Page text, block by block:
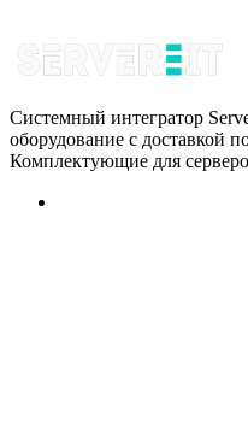
Системный интегратор
оборудование с доставкой
Комплектующие для